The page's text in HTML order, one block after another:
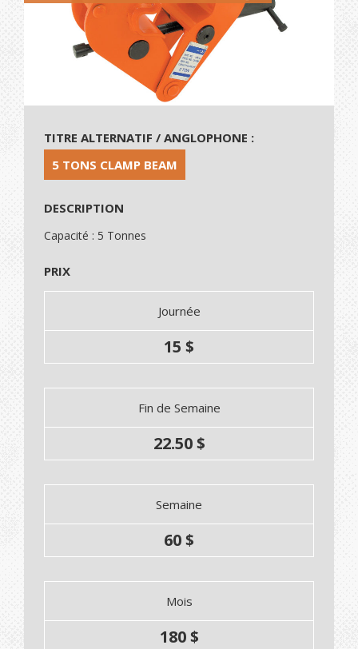
TITRE ALTERNATIF / ANGLOPHONE :
5 TONS CLAMP BEAM
DESCRIPTION
Capacité : 5 Tonnes
PRIX
Journée
15 $
Fin de Semaine
22.50 $
Semaine
60 $
Mois
180 $